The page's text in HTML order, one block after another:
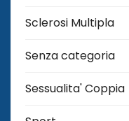
Sclerosi Multipla
Senza categoria
Sessualita' Coppia